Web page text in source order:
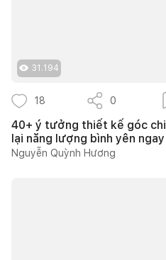
31.194
18 0
40+ ý tưởng thiết kế góc
lại năng lượng bình yên
Nguyễn Quỳnh Hương